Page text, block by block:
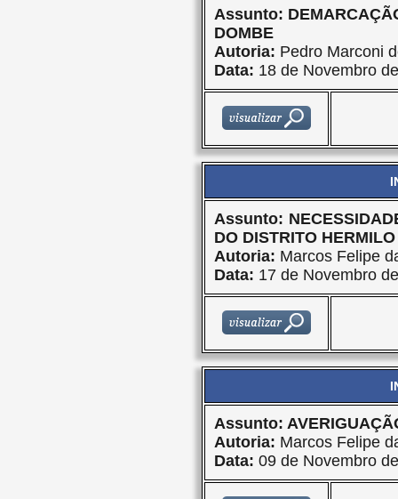
Assunto:
DOMBE
Autoria: Pedro Marconi
Data: 18 de Novembro
Assunto:
DO DISTRITO
Autoria: Marcos Felipe
Data: 17 de Novembro
Assunto:
Autoria: Marcos Felipe
Data: 09 de Novembro